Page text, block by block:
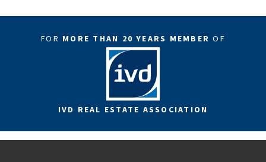
FOR MORE THAN 20 YEARS MEMBEROF
IVD REAL ESTATE ASSOCIATION